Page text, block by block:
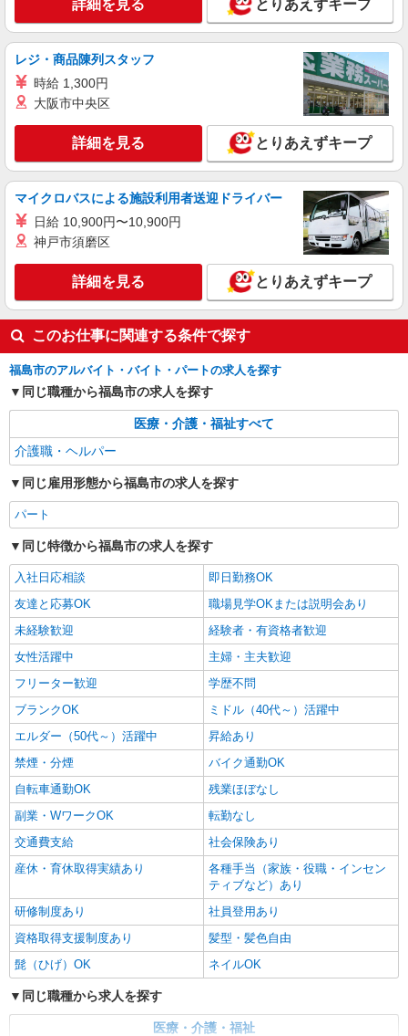
時給1,280円〜1,380円 ★週払いOK（規定あ
福島県福島市 【最寄駅】JR東北本線「松川」
いエリアなど、お好きな勤務地をお選び下さ
い！！
詳細を見る
アルバイト パート 派遣社員 紹介予定派遣
日研トータルソーシング株式会社 メディカルケア事業部/仙台オフィ
ス
未経験・無資格OKの介護スタッフ
時給1,280円〜1,380円 ★週払いOK（規定あ
り） ※給与幅は経験・能力による
福島県福島市 【最寄駅】福島交通飯坂線「平
野」駅 ★勤務地は3000ヶ所以上★ 自宅から通い
い！！
キープ 詳細を見る
アルバイト パート 派遣社員 紹介予定派遣
日研トータルソーシング株式会社 メディカルケア事業部/仙台オフィ
ス
時給1,330円〜1,380円 ◆無資格・経験者：時
円〜 ◆初任者研修・経験者：時給1,360円〜 ◆介
護福祉士：時給1,380円〜 ※経験者は3ヶ月以上 ※
福島県福島市 【最寄駅】阿武隈急行「福島学
院前」駅 ★勤務地は3000ヶ所以上★ 自宅から通
いやすいエリアなど、お好きな勤務地をお選び下
キープ 詳細を見る
詳細を見る とりあえずキープ
レジ・商品陳列スタッフ
時給 1,300円
大阪市中央区
詳細を見る とりあえずキープ
マイクロバスによる施設利用者送迎ドライバー
日給 10,900円〜10,900円
神戸市須磨区
詳細を見る とりあえずキープ
このお仕事に関連する条件で探す
福島市のアルバイト・バイト・パートの求人を探す
同じ職種から福島市の求人を探す
医療・介護・福祉すべて
介護職・ヘルパー
同じ雇用形態から福島市の求人を探す
パート
同じ特徴から福島市の求人を探す
入社日応相談
即日勤務OK
友達と応募OK
職場見学OKまたは説明会あり
未経験歓迎
経験者・有資格者歓迎
女性活躍中
主婦・主夫歓迎
フリーター歓迎
学歴不問
ブランクOK
ミドル（40代～）活躍中
エルダー（50代～）活躍中
昇給あり
禁煙・分煙
バイク通勤OK
自転車通勤OK
残業ほぼなし
副業・WワークOK
転勤なし
交通費支給
社会保険あり
産休・育休取得実績あり
各種手当（家族・役職・インセン
ティブなど）あり
研修制度あり
社員登用あり
資格取得支援制度あり
髪型・髪色自由
髭（ひげ）OK
ネイルOK
同じ職種から求人を探す
医療・介護・福祉